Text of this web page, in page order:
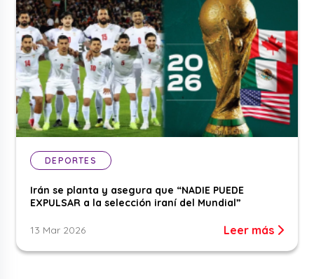
DEPORTES
Irán se planta y asegura que “NADIE PUEDE
EXPULSAR a la selección iraní del Mundial”
13 Mar 2026 Leer más